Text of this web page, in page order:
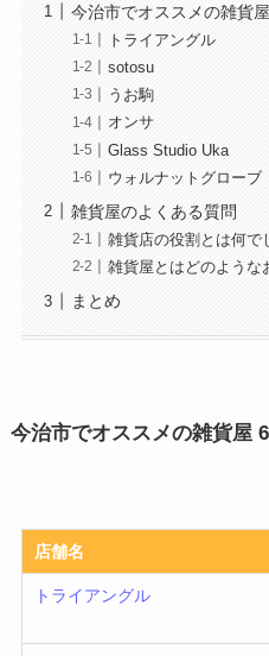
今治市でオススメの雑貨
トライアングル
sotosu
うお駒
オンサ
Glass Studio Uka
ウォルナットグローブ
雑貨屋のよくある質問
雑貨店の役割とは何で
雑貨屋とはどのような
まとめ
今治市でオススメの雑貨屋
店舗名
トライアングル